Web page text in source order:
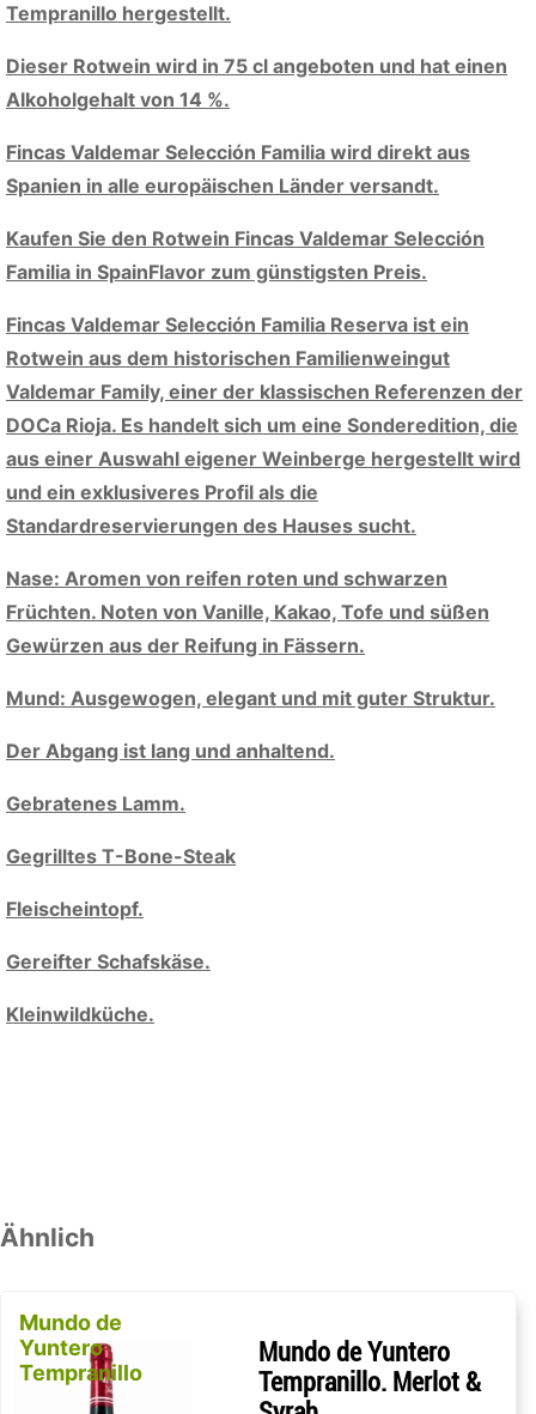
Tempranillo hergestellt.
Dieser Rotwein wird in 75 cl angeboten und hat einen
Alkoholgehalt von 14 %.
Fincas Valdemar Selección Familia wird direkt aus
Spanien in alle europäischen Länder versandt.
Kaufen Sie den Rotwein Fincas Valdemar Selección
Familia in SpainFlavor zum günstigsten Preis.
Fincas Valdemar Selección Familia Reserva ist ein
Rotwein aus dem historischen Familienweingut
Valdemar Family, einer der klassischen Referenzen der
DOCa Rioja. Es handelt sich um eine Sonderedition, die
aus einer Auswahl eigener Weinberge hergestellt wird
und ein exklusiveres Profil als die
Standardreservierungen des Hauses sucht.
Nase: Aromen von reifen roten und schwarzen
Früchten. Noten von Vanille, Kakao, Tofe und süßen
Gewürzen aus der Reifung in Fässern.
Mund: Ausgewogen, elegant und mit guter Struktur.
Der Abgang ist lang und anhaltend.
Gebratenes Lamm.
Gegrilltes T-Bone-Steak
Fleischeintopf.
Gereifter Schafskäse.
Kleinwildküche.
Ähnlich
Mundo de
Yuntero
Tempranillo
Mundo de Yuntero
Tempranillo. Merlot &